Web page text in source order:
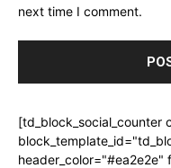
next time I comment.
[td_block_social_counter
header_color="#ea2e2e"